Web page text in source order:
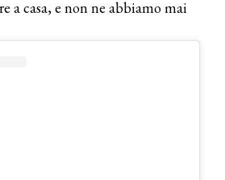
a casa, e non ne abbiamo mai